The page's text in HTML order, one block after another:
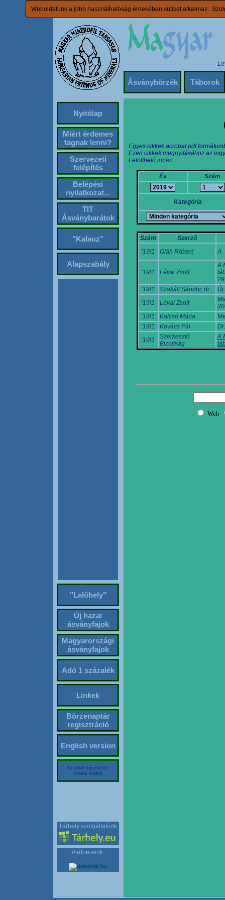
Weboldalunk a jobb használhatóság érdekében sütiket alkalmaz.
Ásványbörzék Táborok
Nyitólap
Miért érdemes
tagnak lenni?
Szervezeti
felépítés
Belépési
nyilatkozat...
TIT
Ásványbarátok
"Kalauz"
Alapszabály
"Lelőhely"
Új hazai
ásványfajok
Magyarországi
ásványfajok
Adó 1 százalék
Linkek
Börzenaptár
regisztráció
English version
Az oldalt készítette:
Kriska Ádám
Tárhely szolgáltatónk
Partnereink:
Egyes cikkek acrobat pdf
Ezen cikkek megnyitásához az
Letölthető innen.
Év Szám
Kategória
Szám
Szerző
'19\1
Oláh Róbert A
'19\1 Lévai Zsolt
A
'19\1
Szakáll Sándor, dr.
Új
'19\1
Lévai Zsolt
'19\1
Kalcsó Mária
'19\1
Kovács Pál
'19\1
Szerkesztő
Bizottság
A